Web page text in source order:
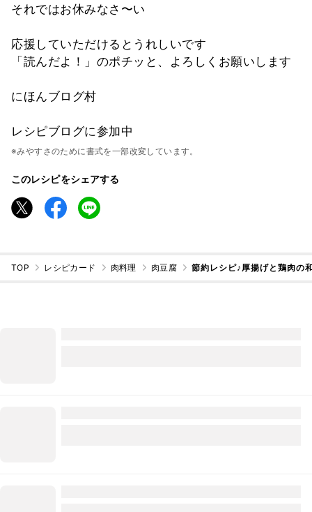
それではお休みなさ〜い
応援していただけるとうれしいです
「読んだよ！」のポチッと、よろしくお願いします
にほんブログ村
レシピブログに参加中
※みやすさのために書式を一部改変しています。
このレシピをシェアする
TOP レシピカード 肉料理 肉豆腐 節約レシピ♪厚揚げと鶏肉の